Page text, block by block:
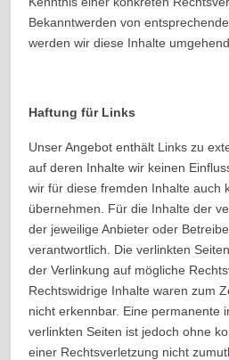
Bekanntwerden von
werden wir diese Inhalte
Haftung für Links
Unser Angebot enthält Links zu
auf deren Inhalte wir keinen
wir für diese fremden Inhalte auch
übernehmen. Für die Inhalte der
der jeweilige Anbieter oder
verantwortlich. Die verlinkten
der Verlinkung auf mögliche
Rechtswidrige Inhalte waren zum
nicht erkennbar. Eine permanente
verlinkten Seiten ist jedoch ohne
einer Rechtsverletzung nicht